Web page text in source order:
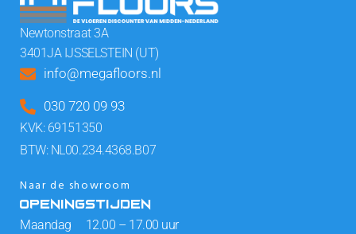
Newtonstraat 3A
3401JA IJSSELSTEIN (UT)
info@megafloors.nl
030 720 09 93
KVK: 69151350
BTW: NL00.234.4368.B07
Naar de showroom
OPENINGSTIJDEN
Maandag 12.00 – 17.00 uur